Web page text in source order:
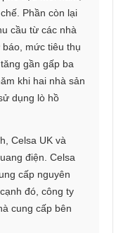
Phần còn lại
cầu từ các nhà
mức tiêu thụ
gần gấp ba
khi hai nhà sản
dụng lò hồ
Celsa UK và
điện. Celsa
cấp nguyên
đó, công ty
cung cấp bên